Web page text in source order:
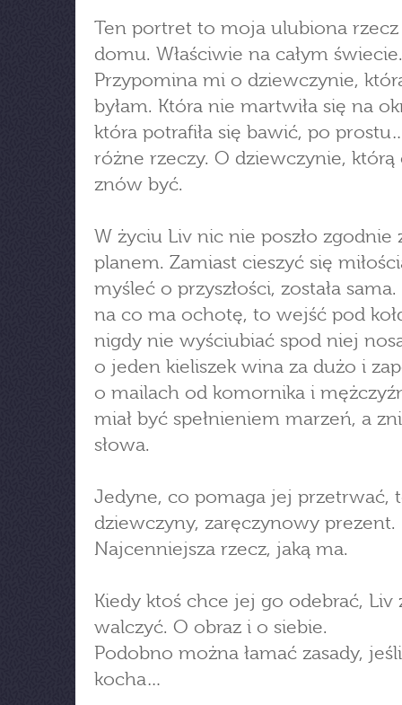
Ten portret to moja ulubiona rzecz
domu. Właściwie na całym świecie.
Przypomina mi o dziewczynie,
byłam. Która nie martwiła się na
która potrafiła się bawić, po
różne rzeczy. O dziewczynie, którą
znów być.
W życiu Liv nic nie poszło zgodnie
planem. Zamiast cieszyć się
myśleć o przyszłości, została
na co ma ochotę, to wejść pod
nigdy nie wyściubiać spod niej
o jeden kieliszek wina za dużo i
o mailach od komornika i
miał być spełnieniem marzeń, a
słowa.
Jedyne, co pomaga jej przetrwać,
dziewczyny, zaręczynowy prezent.
Najcenniejsza rzecz, jaką ma.
Kiedy ktoś chce jej go odebrać, Liv
walczyć. O obraz i o siebie.
Podobno można łamać zasady,
kocha…